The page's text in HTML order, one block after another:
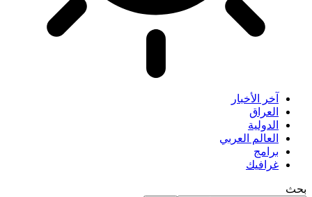
آخر الأخبار
العراق
الدولية
العالم العربي
برامج
غرافيك
بحث